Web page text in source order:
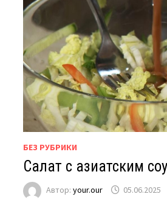
БЕЗ РУБРИКИ
Салат с азиатским
Автор:your.our 05.06.2025